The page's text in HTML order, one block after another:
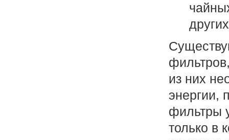
из них
энергии,
фильтры
только в